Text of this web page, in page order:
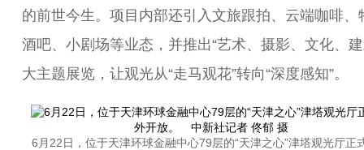
的前世今生。项目内部还引入文旅跟拍、云端咖啡、
酒吧、小剧场等业态，并推出“艺术、摄影、文化、建
大主题展览，让观光从“走马观花”转向“深度感知”。
6月22日，位于天津环球金融中心79层的“天津之心”津塔观光厅正